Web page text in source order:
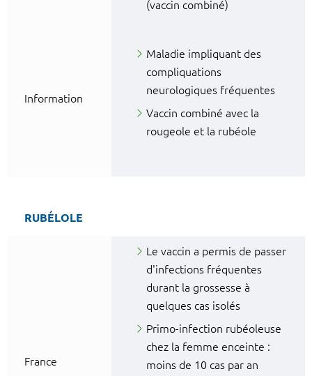
(vaccin combiné)
Information
Maladie impliquant des
compliquations
neurologiques fréquentes
Vaccin combiné avec la
rougeole et la rubéole
RUBÉLOLE
France
Le vaccin a permis de passer
d'infections fréquentes
durant la grossesse à
quelques cas isolés
Primo-infection rubéoleuse
chez la femme enceinte :
moins de 10 cas par an